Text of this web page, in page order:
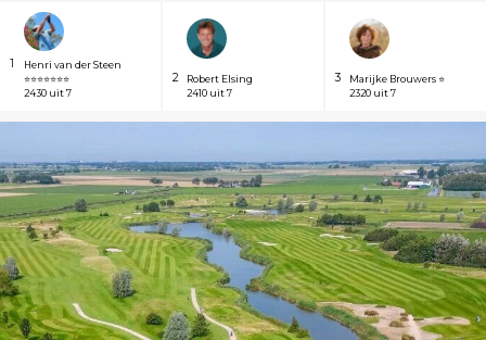
1
Henri van der Steen
⭐⭐⭐⭐⭐⭐⭐
2430 uit 7
2
Robert Elsing
2410 uit 7
3
Marijke Brouwers ⭐
2320 uit 7